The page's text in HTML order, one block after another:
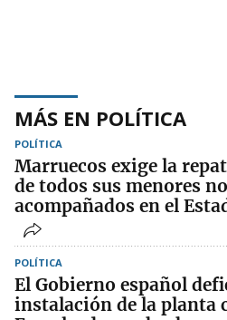
MÁS EN POLÍTICA
POLÍTICA
Marruecos exige la
de todos sus menores no
acompañados en el
POLÍTICA
El Gobierno español
instalación de la planta